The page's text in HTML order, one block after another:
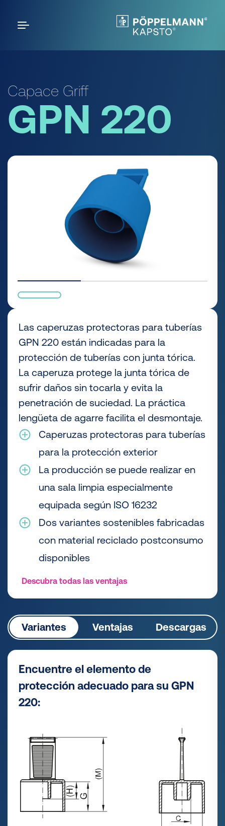
Capace Griff
GPN 220
Las caperuzas protectoras para tuberías
GPN 220 están indicadas para la
protección de tuberías con junta tórica.
La caperuza protege la junta tórica de
sufrir daños sin tocarla y evita la
penetración de suciedad. La práctica
lengüeta de agarre facilita el desmontaje.
Caperuzas protectoras para tuberías
para la protección exterior
La producción se puede realizar en
una sala limpia especialmente
equipada según ISO 16232
Dos variantes sostenibles fabricadas
con material reciclado postconsumo
disponibles
Descubra todas las ventajas
Variantes Ventajas Descargas
Encuentre el elemento de
protección adecuado para su GPN
220: